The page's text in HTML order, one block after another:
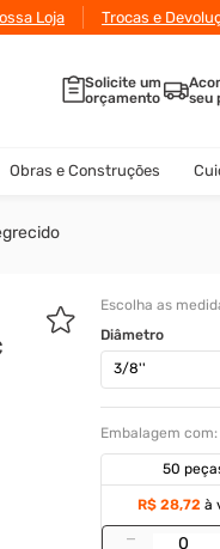
Loja Trocas e
Solicite um
orçamento
seu
Obras e Construções
Escolha as
Diâmetro
3/8''
Embalagem com:
50
R$ 28,72 à
–